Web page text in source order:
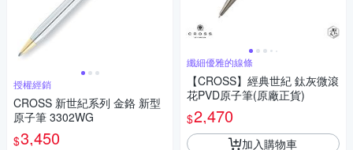
授權經銷
CROSS 新世紀系列 金鉻 新型
原子筆 3302WG
$3,450
纖細優雅的線條
【CROSS】經典世紀 鈦灰微滾
花PVD原子筆(原廠正貨)
$2,470
加入購物車